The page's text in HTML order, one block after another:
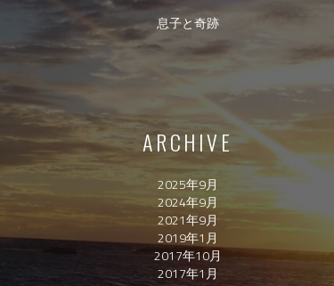
息子と奇跡
ARCHIVE
2025年9月
2024年9月
2021年9月
2019年1月
2017年10月
2017年1月